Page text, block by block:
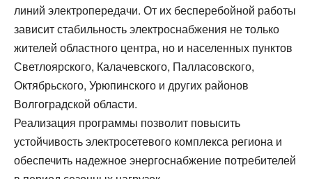
линий электропередачи. От их бесперебойной работы
зависит стабильность электроснабжения не только
жителей областного центра, но и населенных пунктов
Светлоярского, Калачевского, Палласовского,
Октябрьского, Урюпинского и других районов
Волгоградской области.
Реализация программы позволит повысить
устойчивость электросетевого комплекса региона и
обеспечить надежное энергоснабжение потребителей